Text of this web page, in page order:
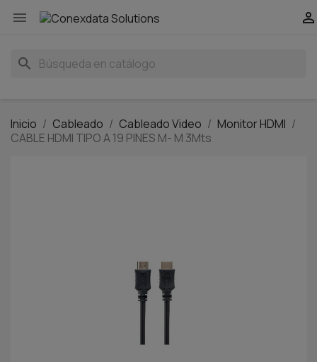
 
search
Inicio Cableado Cableado Video
Monitor HDMI
CABLE HDMI TIPO A 19 PINES M- M 3Mts